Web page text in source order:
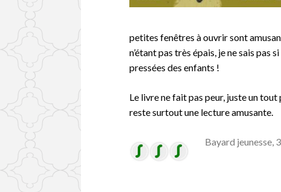
petites fenêtres à ouvrir sont
n’étant pas très épais, je ne sais
pressées des enfants !
Le livre ne fait pas peur, juste un
reste surtout une lecture amusante.
Bayard jeunesse,